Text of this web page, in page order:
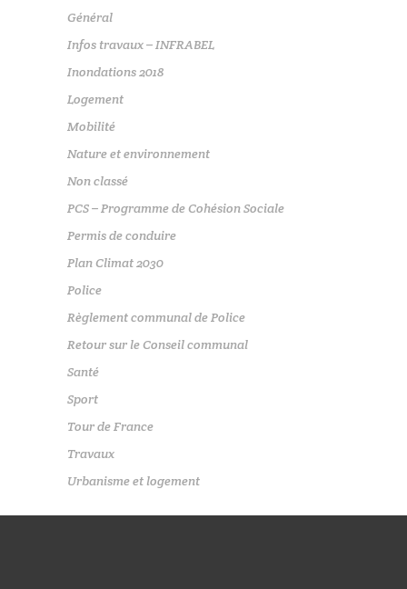
Général
Infos travaux – INFRABEL
Inondations 2018
Logement
Mobilité
Nature et environnement
Non classé
PCS – Programme de Cohésion Sociale
Permis de conduire
Plan Climat 2030
Police
Règlement communal de Police
Retour sur le Conseil communal
Santé
Sport
Tour de France
Travaux
Urbanisme et logement